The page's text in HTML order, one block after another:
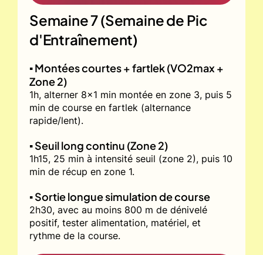
Semaine 7 (Semaine de Pic
d'Entraînement)
▪️ Montées courtes + fartlek (VO2max +
Zone 2)
1h, alterner 8x1 min montée en zone 3, puis 5
min de course en fartlek (alternance
rapide/lent).
▪️ Seuil long continu (Zone 2)
1h15, 25 min à intensité seuil (zone 2), puis 10
min de récup en zone 1.
▪️ Sortie longue simulation de course
2h30, avec au moins 800 m de dénivelé
positif, tester alimentation, matériel, et
rythme de la course.